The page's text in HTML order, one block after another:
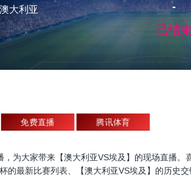
澳大利亚 -
已结束
免费直播 腾讯体育
为大家带来【澳大利亚VS埃及】的现场直播
的最新比赛列表、【澳大利亚VS埃及】的历史